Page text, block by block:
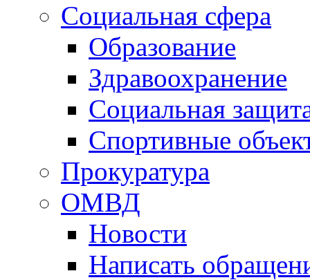
Социальная сфера
Образование
Здравоохранение
Социальная
Спортивные
Прокуратура
ОМВД
Новости
Написать